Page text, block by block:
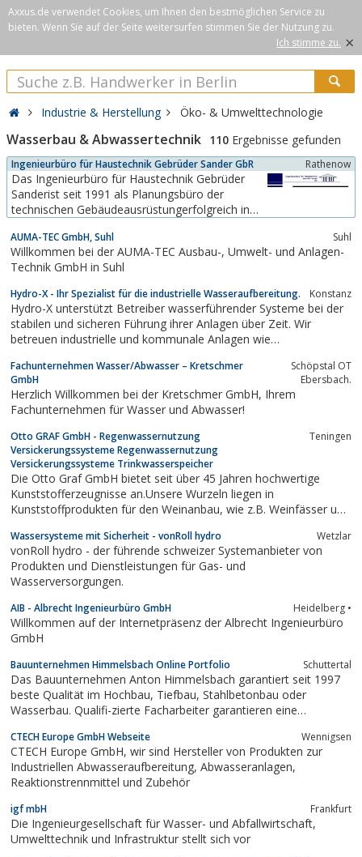
Axxus.de verwendet Cookies, um Ihnen den bestmöglichen Service zu
bieten. Wenn Sie auf der Seite weitersurfen stimmen Sie der Nutzung zu.
Ich stimme zu. ×
Industrie & Herstellung Öko- & Umwelttechnologie
Wasserbau & Abwassertechnik 110 Ergebnisse gefunden
Ingenieurbüro für Haustechnik Gebrüder Sander GbR Rathenow
Das Ingenieurbüro für Haustechnik Gebrüder
Sanderist seit 1991 als Planungsbüro der
technischen Gebäudeausrüstungerfolgreich in
konzentriert sich auf folgende
Schwerpunkte:Wasser-, Abwasser-,
Regenwasser- und AbscheidetechnikLüftung &
KlimaEnergiespartechnik...
AUMA-TEC GmbH, Suhl Suhl
Willkommen bei der AUMA-TEC Ausbau-, Umwelt- und Anlagen-
Technik GmbH in Suhl
Hydro-X - Ihr Spezialist für die industrielle Wasseraufbereitung. Konstanz
Hydro-X unterstützt Betreiber wasserführender Systeme bei der
stabilen und sicheren Führung ihrer Anlagen über Zeit. Wir
betreuen industrielle und kommunale Anlagen wie
Nahwärmenetze. Im Fokus stehen die fachliche Einordnung von
Fachunternehmen Wasser/Abwasser – Kretschmer
GmbH
Schöpstal OT
Ebersbach.
Herzlich Willkommen bei der Kretschmer GmbH, Ihrem
Fachunternehmen für Wasser und Abwasser!
Otto GRAF GmbH - Regenwassernutzung
Versickerungssysteme Regenwassernutzung
Versickerungssysteme Trinkwasserspeicher
Teningen
Die Otto Graf GmbH bietet seit über 45 Jahren hochwertige
Kunststofferzeugnisse an.Unsere Wurzeln liegen in
Kunststoffprodukten für den Weinanbau, wie z.B. Weinfässer und
die Industrie haben das kontinuierliche Wachstum von GRAF
ermöglicht.Bereits 1974 entwickelte Graf...
Wassersysteme mit Sicherheit - vonRoll hydro Wetzlar
vonRoll hydro - der führende schweizer Systemanbieter von
Produkten und Dienstleistungen für Gas- und
Wasserversorgungen.
AIB - Albrecht Ingenieurbüro GmbH Heidelberg •
Willkommen auf der Internetpräsenz der Albrecht Ingenieurbüro
GmbH
Bauunternehmen Himmelsbach Online Portfolio Schuttertal
Das Bauunternehmen Anton Himmelsbach garantiert seit 1997
beste Qualität im Hochbau, Tiefbau, Stahlbetonbau oder
Wasserbau. Qualifi-zierte Facharbeiter garantieren eine
CTECH Europe GmbH Webseite Wennigsen
CTECH Europe GmbH, wir sind Hersteller von Produkten zur
Industriellen Abwasseraufbereitung, Abwasseranlagen,
Reaktionstrennmittel und Zubehör
igf mbH Frankfurt
Die Ingenieurgesellschaft für Wasser- und Abfallwirtschaft,
Umwelttechnik und Infrastruktur stellt sich vor